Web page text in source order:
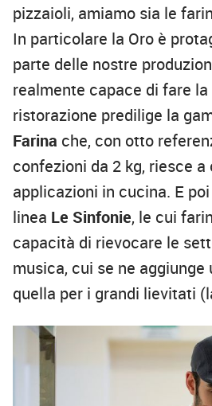
pizzaioli, amiamo sia le
In particolare la Oro è
parte delle nostre
realmente capace di fare
ristorazione predilige la
Farina che, con otto
confezioni da 2 kg, riesce
applicazioni in cucina. E
linea Le Sinfonie, le cui
capacità di rievocare le
musica, cui se ne aggiunge
quella per i grandi lievitati